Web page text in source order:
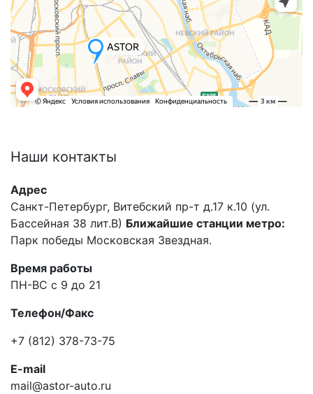
Наши контакты
Адрес
Санкт-Петербург, Витебский пр-т д.17 к.10 (ул.
Бассейная 38 лит.В) Ближайшие станции метро:
Парк победы Московская Звездная.
Время работы
ПН-ВС с 9 до 21
Телефон/Факс
+7 (812) 378-73-75
E-mail
mail@astor-auto.ru